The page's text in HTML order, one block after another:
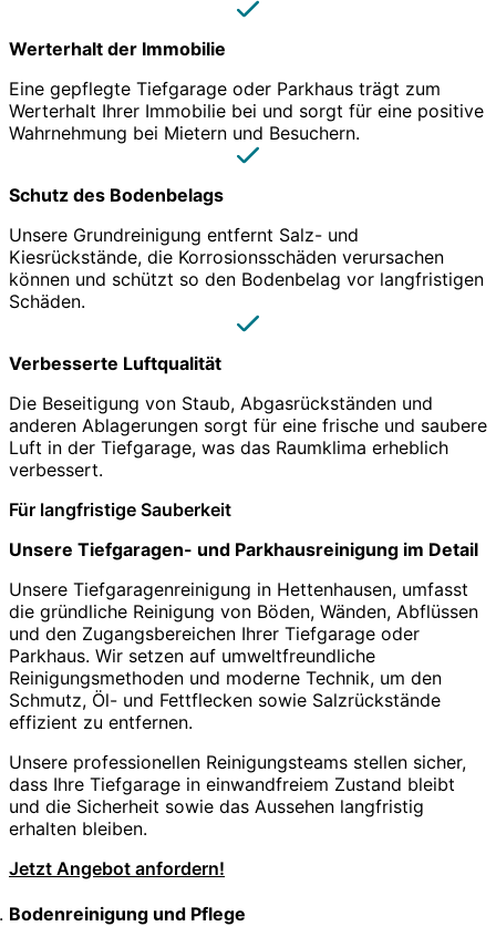
Werterhalt der Immobilie
Eine gepflegte Tiefgarage oder Parkhaus trägt zum
Werterhalt Ihrer Immobilie bei und sorgt für eine positive
Wahrnehmung bei Mietern und Besuchern.
Schutz des Bodenbelags
Unsere Grundreinigung entfernt Salz- und
Kiesrückstände, die Korrosionsschäden verursachen
können und schützt so den Bodenbelag vor langfristigen
Schäden.
Verbesserte Luftqualität
Die Beseitigung von Staub, Abgasrückständen und
anderen Ablagerungen sorgt für eine frische und saubere
Luft in der Tiefgarage, was das Raumklima erheblich
verbessert.
Für langfristige Sauberkeit
Unsere Tiefgaragen- und Parkhausreinigung im Detail
Unsere Tiefgaragenreinigung in Hettenhausen, umfasst
die gründliche Reinigung von Böden, Wänden, Abflüssen
und den Zugangsbereichen Ihrer Tiefgarage oder
Parkhaus. Wir setzen auf umweltfreundliche
Reinigungsmethoden und moderne Technik, um den
Schmutz, Öl- und Fettflecken sowie Salzrückstände
effizient zu entfernen.
Unsere professionellen Reinigungsteams stellen sicher,
dass Ihre Tiefgarage in einwandfreiem Zustand bleibt
und die Sicherheit sowie das Aussehen langfristig
erhalten bleiben.
Jetzt Angebot anfordern!
Bodenreinigung und Pflege